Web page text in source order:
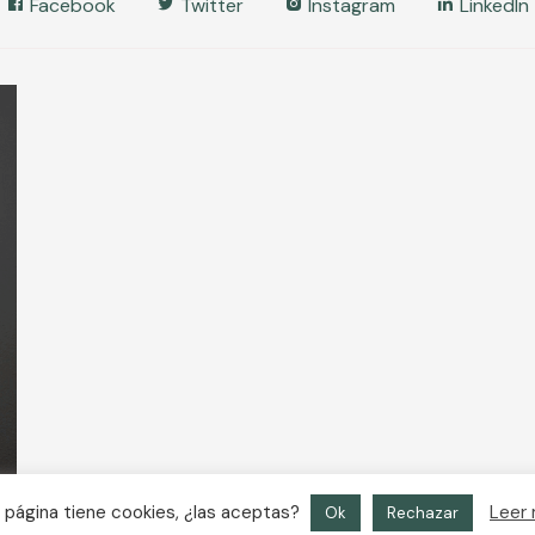
Facebook Twitter Instagram LinkedIn
página tiene cookies, ¿las aceptas? Ok Rechazar Leer